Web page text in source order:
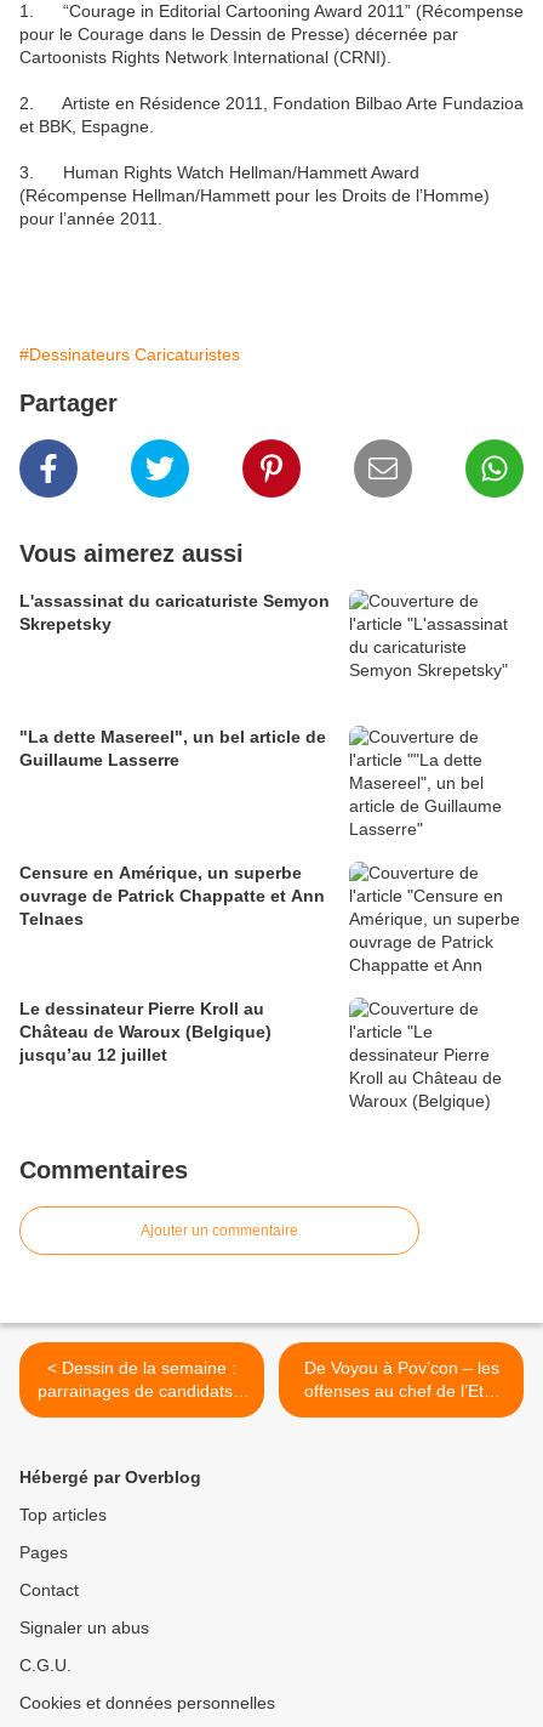
1. “Courage in Editorial Cartooning Award 2011” (Récompense
pour le Courage dans le Dessin de Presse) décernée par
Cartoonists Rights Network International (CRNI).
2. Artiste en Résidence 2011, Fondation Bilbao Arte Fundazioa
et BBK, Espagne.
3. Human Rights Watch Hellman/Hammett Award
(Récompense Hellman/Hammett pour les Droits de l’Homme)
pour l’année 2011.
#Dessinateurs Caricaturistes
Partager
Vous aimerez aussi
L'assassinat du caricaturiste Semyon
Skrepetsky
"La dette Masereel", un bel article de
Guillaume Lasserre
Censure en Amérique, un superbe
ouvrage de Patrick Chappatte et Ann
Telnaes
Le dessinateur Pierre Kroll au
Château de Waroux (Belgique)
jusqu’au 12 juillet
Commentaires
Ajouter un commentaire
< Dessin de la semaine :
parrainages de candidats à
la présidentielle
De Voyou à Pov’con – les
offenses au chef de l’Etat
de Jules Grévy à Nicolas
Hébergé par Overblog
Top articles
Pages
Contact
Signaler un abus
C.G.U.
Cookies et données personnelles